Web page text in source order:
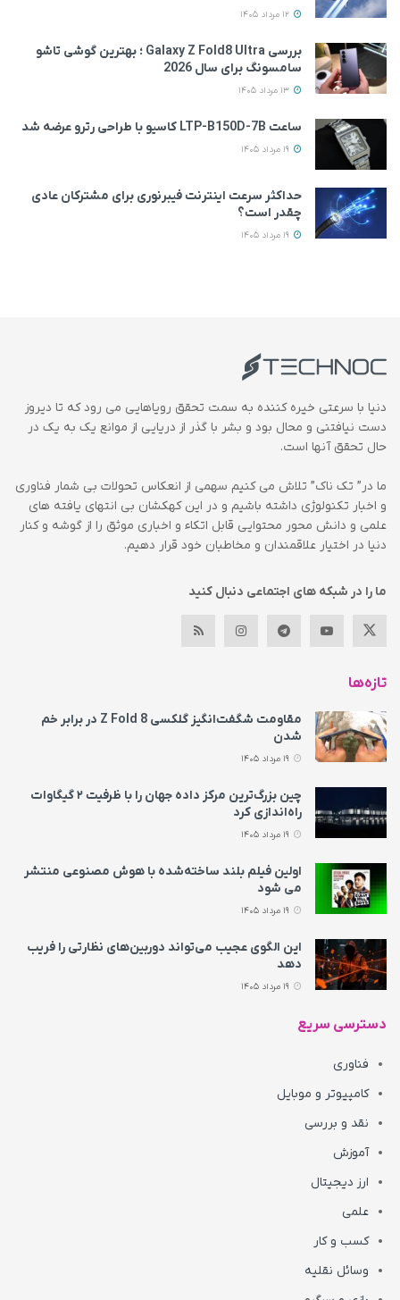
بررسی Galaxy Z Fold8 Ultra ؛ بهترین گوشی تاشو
سامسونگ برای سال 2026
ساعت LTP-B150D-7B کاسیو با طراحی رترو عرضه شد
حداکثر سرعت اینترنت فیبرنوری برای مشترکان عادی
چقدر است؟
دنیا با سرعتی خیره کننده به سمت تحقق رویاهایی می رود که تا دیروز
دست نیافتنی و محال بود و بشر با گذر از دریایی از موانع یک به یک در
حال تحقق آنها است.
ما در” تک ناک” تلاش می کنیم سهمی از انعکاس تحولات بی شمار فناوری
و اخبار تکنولوژی داشته باشیم و در این کهکشان بی انتهای یافته های
علمی و دانش محور محتوایی قابل اتکاء و اخباری موثق را از گوشه و کنار
دنیا در اختیار علاقمندان و مخاطبان خود قرار دهیم.
ما را در شبکه های اجتماعی دنبال کنید
تازه‌ها
مقاومت شگفت‌انگیز گلکسی Z Fold 8 در برابر خم
شدن
چین بزرگ‌ترین مرکز داده جهان را با ظرفیت ۲ گیگاوات
راه‌اندازی کرد
اولین فیلم بلند ساخته‌شده با هوش مصنوعی منتشر
می‌ شود
این الگوی عجیب می‌تواند دوربین‌های نظارتی را فریب
دهد
دسترسی سریع
فناوری
کامپیوتر و موبایل
نقد و بررسی
آموزش
ارز دیجیتال
علمی
کسب و کار
وسائل نقلیه